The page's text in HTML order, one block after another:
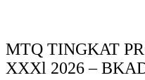
MTQ TINGKAT
XXXl 2026 –